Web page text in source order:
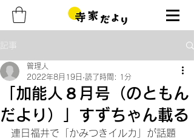
記事
「加能人８月号（のともん
だより）」すずちゃん載る
管理人
2022年8月19日 読了時間: 1分
連日福井で「かみつきイルカ」が話題